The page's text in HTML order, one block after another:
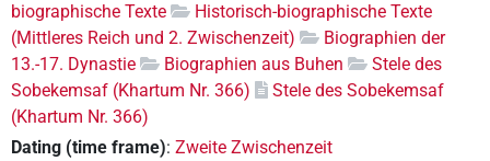
biographische Texte
Historisch-biographische Texte
(Mittleres Reich und 2. Zwischenzeit)
Biographien der
13.-17. Dynastie
Biographien aus Buhen
Stele des
Sobekemsaf (Khartum Nr. 366)
Stele des Sobekemsaf
(Khartum Nr. 366)
Dating (time frame): Zweite Zwischenzeit